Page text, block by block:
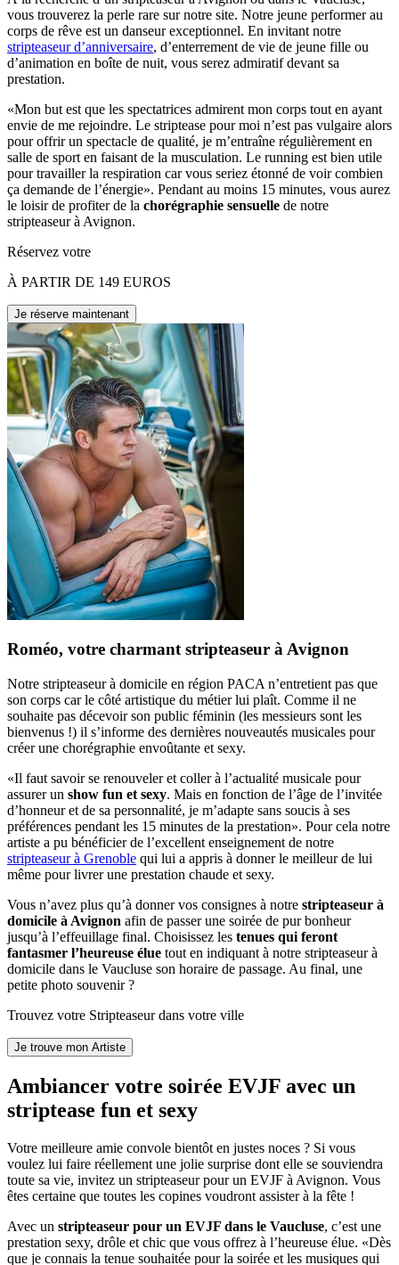
vous trouverez la perle rare sur notre site. Notre jeune performer au
corps de rêve est un danseur exceptionnel. En invitant notre
stripteaseur d’anniversaire, d’enterrement de vie de jeune fille ou
d’animation en boîte de nuit, vous serez admiratif devant sa
prestation.
«Mon but est que les spectatrices admirent mon corps tout en ayant
envie de me rejoindre. Le striptease pour moi n’est pas vulgaire alors
pour offrir un spectacle de qualité, je m’entraîne régulièrement en
salle de sport en faisant de la musculation. Le running est bien utile
pour travailler la respiration car vous seriez étonné de voir combien
ça demande de l’énergie». Pendant au moins 15 minutes, vous aurez
le loisir de profiter de la chorégraphie sensuelle de notre
stripteaseur à Avignon.
Réservez votre
À PARTIR DE 149 EUROS
Roméo, votre charmant stripteaseur à Avignon
Notre stripteaseur à domicile en région PACA n’entretient pas que
son corps car le côté artistique du métier lui plaît. Comme il ne
souhaite pas décevoir son public féminin (les messieurs sont les
bienvenus !) il s’informe des dernières nouveautés musicales pour
créer une chorégraphie envoûtante et sexy.
«Il faut savoir se renouveler et coller à l’actualité musicale pour
assurer un show fun et sexy. Mais en fonction de l’âge de l’invitée
d’honneur et de sa personnalité, je m’adapte sans soucis à ses
préférences pendant les 15 minutes de la prestation». Pour cela notre
artiste a pu bénéficier de l’excellent enseignement de notre
stripteaseur à Grenoble qui lui a appris à donner le meilleur de lui
même pour livrer une prestation chaude et sexy.
Vous n’avez plus qu’à donner vos consignes à notre stripteaseur à
domicile à Avignon afin de passer une soirée de pur bonheur
jusqu’à l’effeuillage final. Choisissez les tenues qui feront
fantasmer l’heureuse élue tout en indiquant à notre stripteaseur à
domicile dans le Vaucluse son horaire de passage. Au final, une
petite photo souvenir ?
Trouvez votre Stripteaseur dans votre ville
Ambiancer votre soirée EVJF avec un
striptease fun et sexy
Votre meilleure amie convole bientôt en justes noces ? Si vous
voulez lui faire réellement une jolie surprise dont elle se souviendra
toute sa vie, invitez un stripteaseur pour un EVJF à Avignon. Vous
êtes certaine que toutes les copines voudront assister à la fête !
Avec un stripteaseur pour un EVJF dans le Vaucluse, c’est une
prestation sexy, drôle et chic que vous offrez à l’heureuse élue. «Dès
que je connais la tenue souhaitée pour la soirée et les musiques qui